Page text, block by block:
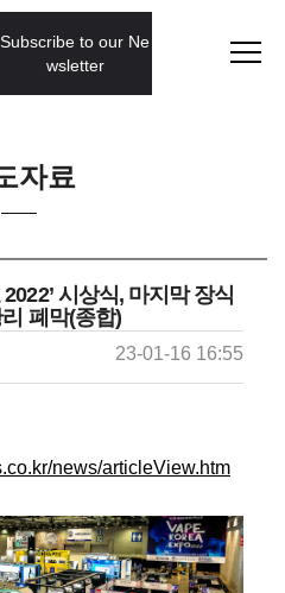
Subscribe to our Ne
wsletter
자료
시상식, 마지막 장식
폐막(종합)
23-01-16 16:55
news/articleView.htm